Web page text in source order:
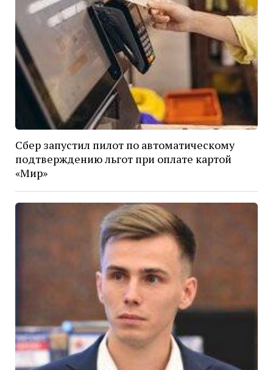
Сбер запустил пилот по автоматическому
подтверждению льгот при оплате картой
«Мир»